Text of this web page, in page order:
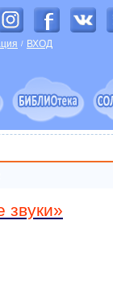
/ ВХОД
звуки»